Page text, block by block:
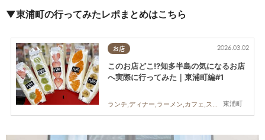
▼東浦町の行ってみたレポまとめはこちら
お店
東浦町
2026.03.02
このお店どこ!?知多半島の気になるお店
へ実際に行ってみた｜東浦町編#1
ランチ,ディナー,ラーメン,カフェ,スイーツ,テイクアウト,専門店,雑貨,アウトドア,自然,まちネタ,まとめ記事,行ってみたレポ,コスパ抜群